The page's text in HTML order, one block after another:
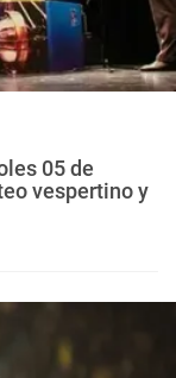
05 de
vespertino y